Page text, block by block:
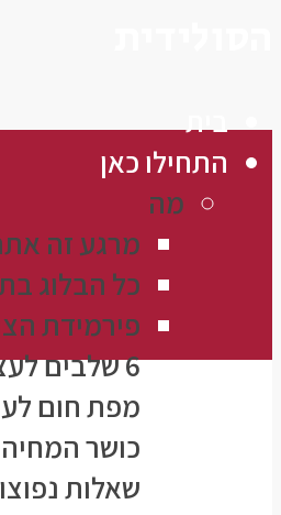
בית
התחילו כאן
מה
מרגע זה
כל הבלוג
פירמידת
6 שלבים לעצמאות כלכלית
מפת חום
כושר
שאלות